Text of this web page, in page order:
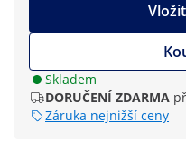
Skladem
DORUČENÍ ZDARMA
Záruka nejnižší ceny